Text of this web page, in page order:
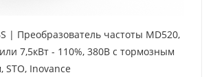
| Преобразователь частоты MD520,
7,5кВт - 110%, 380В с тормозным
STO, Inovance